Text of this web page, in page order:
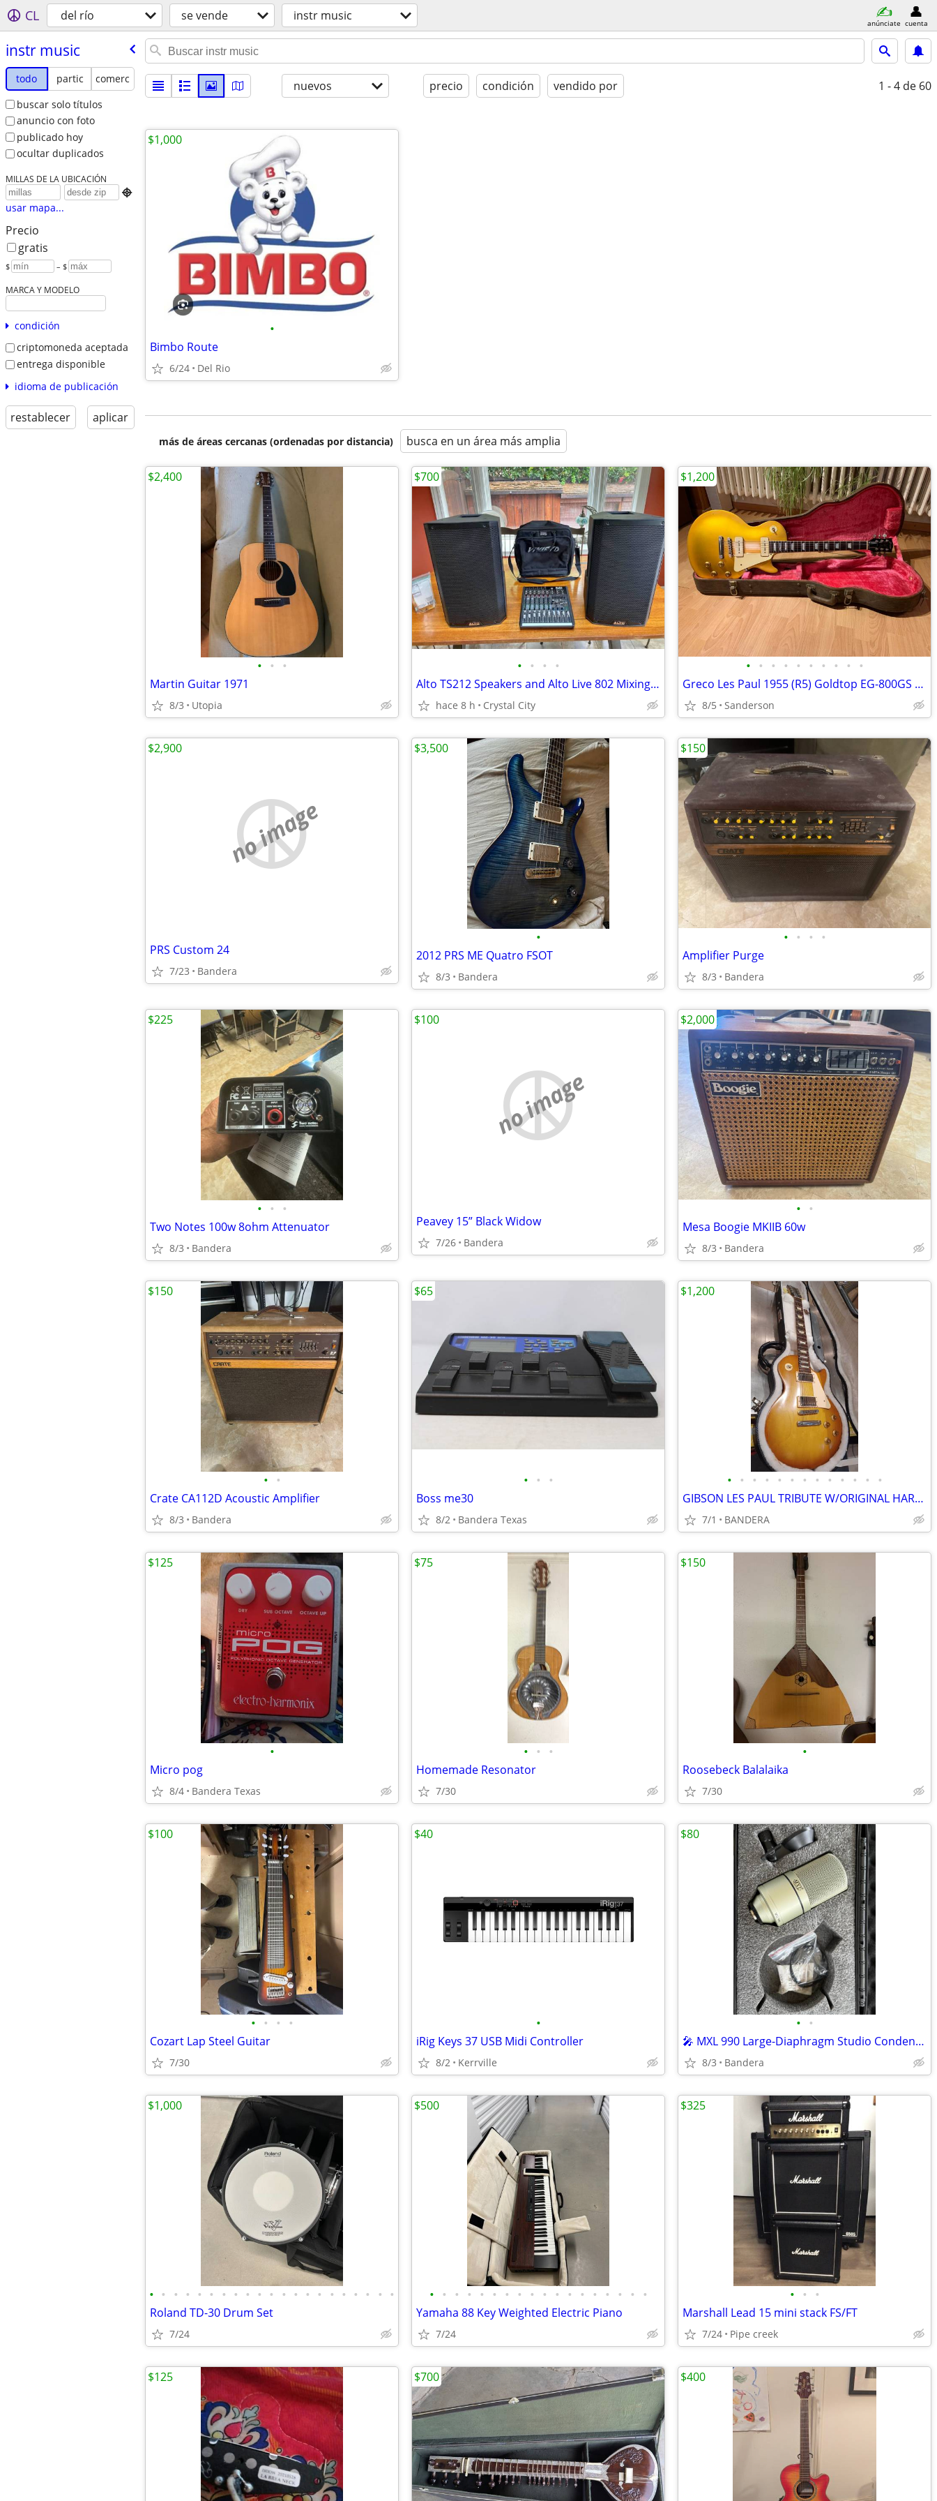
CL del río se vende instr music anúnciate cuenta
instr music
todo partic
comerc
buscar solo títulos
anuncio con foto
publicado hoy
ocultar duplicados
MILLAS DE LA UBICACIÓN

usar mapa...
Precio
gratis
$ – $
MARCA Y MODELO
condición
criptomoneda aceptada
entrega disponible
idioma de publicación
restablecer aplicar
nuevos precio condición vendido por 1 - 4 de 60
•
Bimbo Route
6/24 Del Rio
$1,000
más de áreas cercanas (ordenadas por distancia) busca en un área más amplia
• • •
Martin Guitar 1971
8/3 Utopia
$2,400
• • • •
Alto TS212 Speakers and Alto Live 802 Mixing Board
hace 8 h Crystal City
$700
• • • • • • • • • •
Greco Les Paul 1955 (R5) Goldtop EG-800GS from 1980
8/5 Sanderson
$1,200
no image
PRS Custom 24
7/23 Bandera
$2,900
•
2012 PRS ME Quatro FSOT
8/3 Bandera
$3,500
• • • •
Amplifier Purge
8/3 Bandera
$150
• • •
Two Notes 100w 8ohm Attenuator
8/3 Bandera
$225
no image
Peavey 15” Black Widow
7/26 Bandera
$100
• •
Mesa Boogie MKIIB 60w
8/3 Bandera
$2,000
• •
Crate CA112D Acoustic Amplifier
8/3 Bandera
$150
• • •
Boss me30
8/2 Bandera Texas
$65
• • • • • • • • • • • • •
GIBSON LES PAUL TRIBUTE W/ORIGINAL HARDSHELL CASE
7/1 BANDERA
$1,200
•
Micro pog
8/4 Bandera Texas
$125
• • •
Homemade Resonator
7/30
$75
•
Roosebeck Balalaika
7/30
$150
• • • •
Cozart Lap Steel Guitar
7/30
$100
•
iRig Keys 37 USB Midi Controller
8/2 Kerrville
$40
• •
🎤 MXL 990 Large-Diaphragm Studio Condenser Microphone – Like New
8/3 Bandera
$80
• • • • • • • • • • • • • • • • • • • • •
Roland TD-30 Drum Set
7/24
$1,000
• • • • • • • • • • • • • • • • • •
Yamaha 88 Key Weighted Electric Piano
7/24
$500
• • •
Marshall Lead 15 mini stack FS/FT
7/24 Pipe creek
$325
$125 $700 $400